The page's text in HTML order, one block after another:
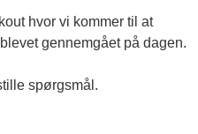
hvor vi kommer til at
gennemgået på dagen.
spørgsmål.